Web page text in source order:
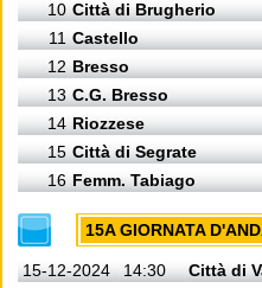
10 Città di Brugherio
11 Castello
12 Bresso
13 C.G. Bresso
14 Riozzese
15 Città di Segrate
16 Femm. Tabiago
15A GIORNATA
15-12-2024 14:30
Città di